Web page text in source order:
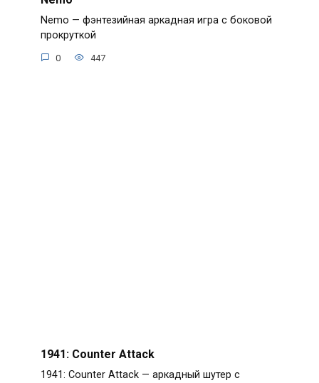
Nemo — фэнтезийная аркадная игра с боковой
прокруткой
0 447
1941: Counter Attack
1941: Counter Attack — аркадный шутер с